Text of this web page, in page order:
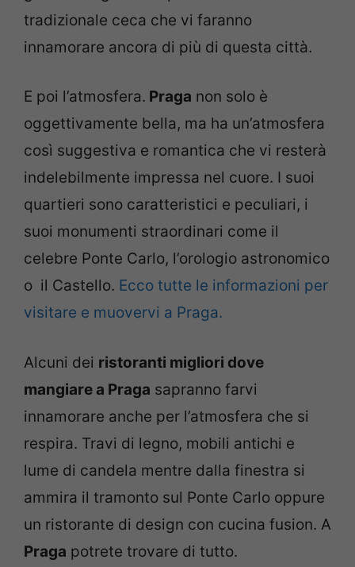
tradizionale ceca che vi faranno
innamorare ancora di più di questa città.
E poi l’atmosfera. Praga non solo è
oggettivamente bella, ma ha un’atmosfera
così suggestiva e romantica che vi resterà
indelebilmente impressa nel cuore. I suoi
quartieri sono caratteristici e peculiari, i
suoi monumenti straordinari come il
celebre Ponte Carlo, l’orologio astronomico
o il Castello. Ecco tutte le informazioni per
visitare e muovervi a Praga.
Alcuni dei ristoranti migliori dove
mangiare a Praga sapranno farvi
innamorare anche per l’atmosfera che si
respira. Travi di legno, mobili antichi e
lume di candela mentre dalla finestra si
ammira il tramonto sul Ponte Carlo oppure
un ristorante di design con cucina fusion. A
Praga potrete trovare di tutto.